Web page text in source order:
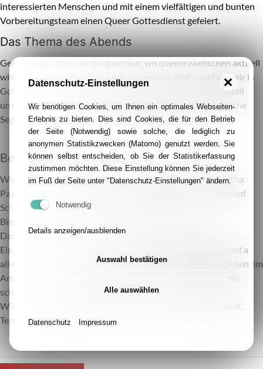
interessierten Menschen und mit einem vielfältigen und bunten
Vorbereitungsteam einen Queer Gottesdienst gefeiert.
Das Thema des Abends
Gemeinsam haben wir hingeschaut, wo queere Menschen aktuell
wieder größeren Anfeindungen ausgesetzt sind – und wie wir in
Gott Halt und Stärkung finden können. Ein fester Bestandteil
unserer Queer-Gottesdienste ist mittlerweile der persönliche
Segen: für sich allein oder als Liebende. 😇
Besondere Gäste
Wir haben uns sehr gefreut über die Teilnahme von Roswitha
Paas (Queer-Beauftragte des Diözesanrats) und Weihbischof
Schepers (Queer-Beauftragter der Deutschen
Bischofskonferenz).
Danke für einen bunten und lebendigen Gottesdienst
Ein herzliches Dankeschön an das Team vom Dom Essen und an
alle, die dabei waren und den Gottesdienst mitgestaltet haben. Im
Anschluss gab es noch ein gemütliches Zusammensein – ein
schöner Ausklang des Abends.
Wir freuen uns schon auf den nächsten Queer-Gottesdienst,
Termin wird folgen! 🌈
Datenschutz-Einstellungen
Wir benötigen Cookies, um Ihnen ein optimales Webseiten-
Erlebnis zu bieten. Dies sind Cookies, die für den Betrieb
der Seite (Notwendig) sowie solche, die lediglich zu
anonymen Statistikzwecken (Matomo) genutzt werden. Sie
können selbst entscheiden, ob Sie der Statistikerfassung
zustimmen möchten. Diese Einstellung können Sie jederzeit
im Fuß der Seite unter "Datenschutz-Einstellungen" ändern.
Notwendig
Details anzeigen/ausblenden
Auswahl bestätigen
Alle auswählen
Datenschutz Impressum